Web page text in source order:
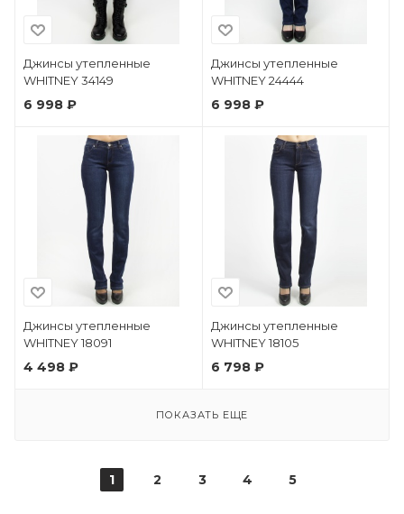
Джинсы утепленные
WHITNEY 34149
6 998 ₽
Джинсы утепленные
WHITNEY 24444
6 998 ₽
Джинсы утепленные
WHITNEY 18091
4 498 ₽
Джинсы утепленные
WHITNEY 18105
6 798 ₽
ПОКАЗАТЬ ЕЩЕ
1 2 3 4 5